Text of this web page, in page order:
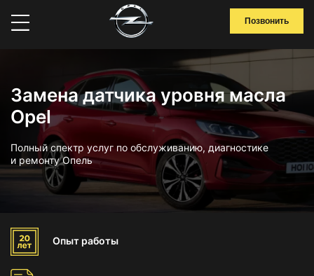
Позвонить
Замена датчика уровня масла
Opel
Полный спектр услуг по обслуживанию, диагностике
и ремонту Опель
Опыт работы